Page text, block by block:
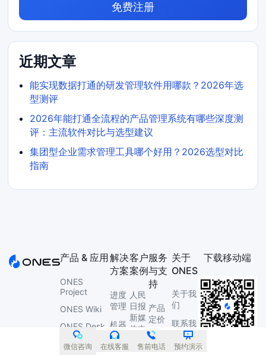
免费注册
近期文章
能实现数据打通的研发管理软件用哪款？2026年选
型测评
2026年能打通全流程的产品管理系统有哪些深度测
评：主流软件对比与选型建议
集团型企业需求管理工具哪个好用？2026选型对比
指南
产品 & 应用
ONES
Project
ONES Wiki
ONES Desk
ONES
解决
方案
进度
管理
机器
人研
发管
客户
案例
人民
日报
新媒
体中
服务
与支
持
产品
定价
帮助
手册
关于
ONES
关于我
们
联系我
下载移动端
微信咨询 在线客服 售前电话 预约演示